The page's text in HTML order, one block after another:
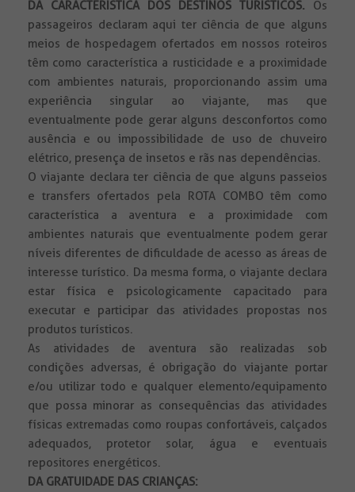
DA CARACTERÍSTICA DOS DESTINOS TURÍSTICOS. Os
passageiros declaram aqui ter ciência de que alguns
meios de hospedagem ofertados em nossos roteiros
têm como característica a rusticidade e a proximidade
com ambientes naturais, proporcionando assim uma
experiência singular ao viajante, mas que
eventualmente pode gerar alguns desconfortos como
ausência e ou impossibilidade de uso de chuveiro
elétrico, presença de insetos e rãs nas dependências.
O viajante declara ter ciência de que alguns passeios
e transfers ofertados pela ROTA COMBO têm como
característica a aventura e a proximidade com
ambientes naturais que eventualmente podem gerar
níveis diferentes de dificuldade de acesso as áreas de
interesse turístico. Da mesma forma, o viajante declara
estar física e psicologicamente capacitado para
executar e participar das atividades propostas nos
produtos turísticos.
As atividades de aventura são realizadas sob
condições adversas, é obrigação do viajante portar
e/ou utilizar todo e qualquer elemento/equipamento
que possa minorar as consequências das atividades
físicas extremadas como roupas confortáveis, calçados
adequados, protetor solar, água e eventuais
repositores energéticos.
DA GRATUIDADE DAS CRIANÇAS: